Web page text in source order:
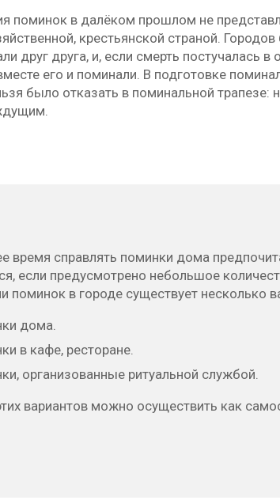
поминок в далёком прошлом не
крестьянской страной.
друг друга, и, если смерть постучалась
его и поминали. В подготовке
было отказать в поминальной
время справлять поминки дома
если предусмотрено небольшое
поминок в городе существует несколько
дома.
в кафе, ресторане.
организованные ритуальной службой.
вариантов можно осуществить как